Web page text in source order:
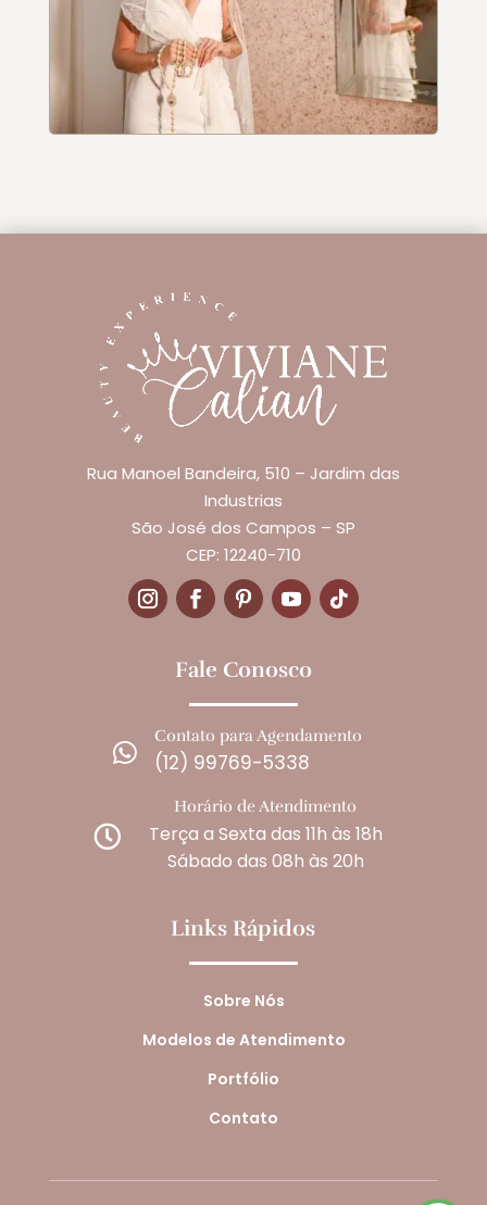
Rua Manoel Bandeira, 510 – Jardim das
Industrias
São José dos Campos – SP
CEP: 12240-710
Fale Conosco

Contato para Agendamento
(12) 99769-5338

Horário de Atendimento
Terça a Sexta das 11h às 18h
Sábado das 08h às 20h
Links Rápidos
Sobre Nós
Modelos de Atendimento
Portfólio
Contato